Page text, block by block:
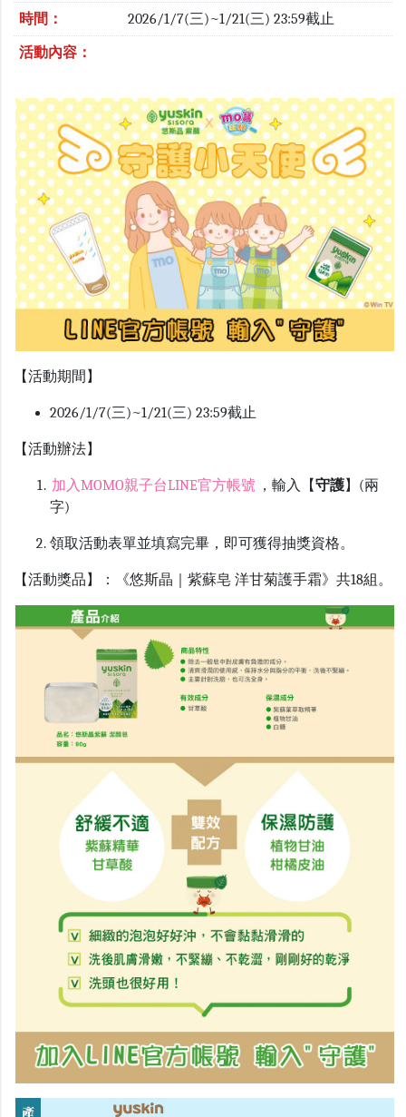
時間： 2026/1/7(三)~1/21(三) 23:59截止
活動內容：
【活動期間】
2026/1/7(三)~1/21(三) 23:59截止
【活動辦法】
加入MOMO親子台LINE官方帳號 ，輸入【守護】(兩
字)
領取活動表單並填寫完畢，即可獲得抽獎資格。
【活動獎品】：《悠斯晶｜紫蘇皂 洋甘菊護手霜》共18組。